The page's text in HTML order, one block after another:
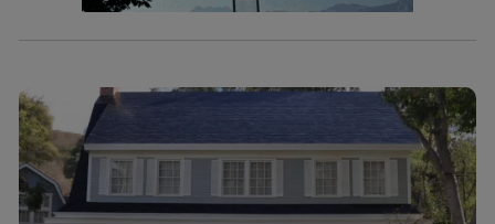
Puedes gestionar los consentimientos Utiq seleccionando
la
política de privacidad de Utiq.